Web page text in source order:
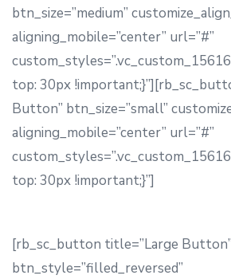
btn_size=”medium”
aligning_mobile=”center” url=”#”
top: 30px
Button” btn_size=”small”
aligning_mobile=”center” url=”#”
top: 30px !important;}”]
[rb_sc_button title=”Large Button”
btn_style=”filled_reversed”